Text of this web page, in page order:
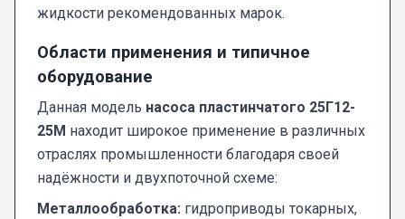
жидкости рекомендованных марок.
Области применения и типичное
оборудование
Данная модель насоса пластинчатого 25Г12-
25М находит широкое применение в различных
отраслях промышленности благодаря своей
надёжности и двухпоточной схеме:
Металлообработка: гидроприводы токарных,